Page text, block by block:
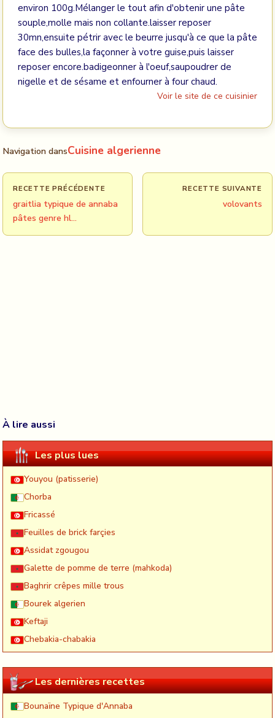
environ 100g.Mélanger le tout afin d'obtenir une pâte
souple,molle mais non collante.laisser reposer
30mn,ensuite pétrir avec le beurre jusqu'à ce que la pâte
face des bulles,la façonner à votre guise,puis laisser
reposer encore.badigeonner à l'oeuf,saupoudrer de
nigelle et de sésame et enfourner à four chaud.
Voir le site de ce cuisinier
Navigation dansCuisine algerienne
RECETTE PRÉCÉDENTE
graitlia typique de annaba
pâtes genre hl…
RECETTE SUIVANTE
volovants
À lire aussi
Les plus lues
Youyou (patisserie)
Chorba
Fricassé
Feuilles de brick farçies
Assidat zgougou
Galette de pomme de terre (mahkoda)
Baghrir crêpes mille trous
Bourek algerien
Keftaji
Chebakia-chabakia
Les dernières recettes
Bounaïne Typique d'Annaba